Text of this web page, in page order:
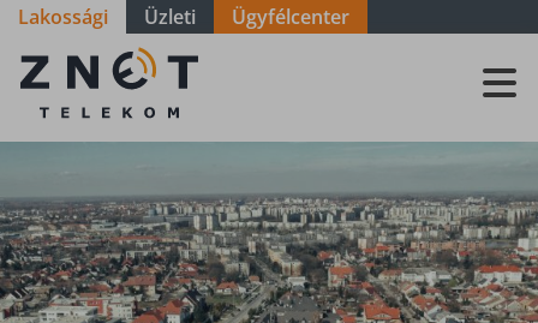
Lakossági Üzleti Ügyfélcenter
Szolgáltatási
terület -
Győr-Moson-
Károlyháza